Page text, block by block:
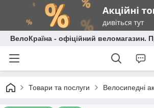
ВелоКраїна - офіційний веломагазин.
Товари та послуги Велосипедні